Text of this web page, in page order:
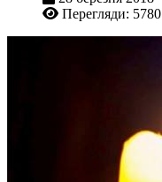
Перегляди: 5780